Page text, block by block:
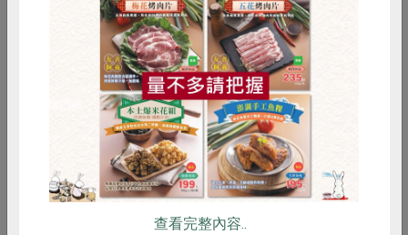
海水金目鱸魚(張博仁)-500g
$240 暫無庫存
張博仁
海水金目鱸魚(張博仁)-300g
300公克
葷 冷凍
$160
RPET 食譜 減硝酸鹽
雞蛋 食安 共同購買
查看完整內容..